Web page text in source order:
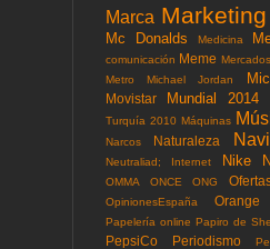
Marca Marketing
Mc Donalds Medicina
comunicación Meme Mercados
Metro Michael Jordan
Movistar
Mundial 2014
Turquía 2010 Máquinas
Narcos Naturaleza
Neutraliad; Internet Nike
OMMA
ONCE ONG
OpinionesEspaña Orange
Papelería online Papiro de
PepsiCo Periodismo